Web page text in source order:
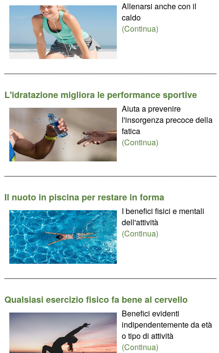
Allenarsi anche con il
caldo
(Continua)
L'idratazione migliora le performance sportive
Aiuta a prevenire
l'insorgenza precoce della
fatica
(Continua)
Il nuoto in piscina per restare in forma
I benefici fisici e mentali
dell'attività
(Continua)
Qualsiasi esercizio fisico fa bene al cervello
Benefici evidenti
indipendentemente da età
o tipo di attività
(Continua)